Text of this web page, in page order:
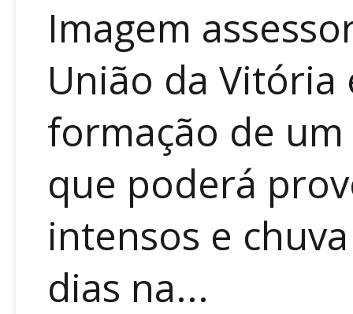
Imagem
União da
formação de
que poderá
intensos e
dias na...